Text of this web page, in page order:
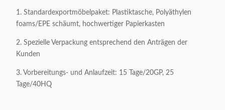
Oberflächenmaterial: Samt/Leder
Grundmaterial:
Verpacken:
1. Standardexportmöbelpaket: Plastiktasche, Polyäthylen
foams/EPE schäumt, hochwertiger Papierkasten
2. Spezielle Verpackung entsprechend den Anträgen der
Kunden
3. Vorbereitungs- und Anlaufzeit: 15 Tage/20GP, 25
Tage/40HQ